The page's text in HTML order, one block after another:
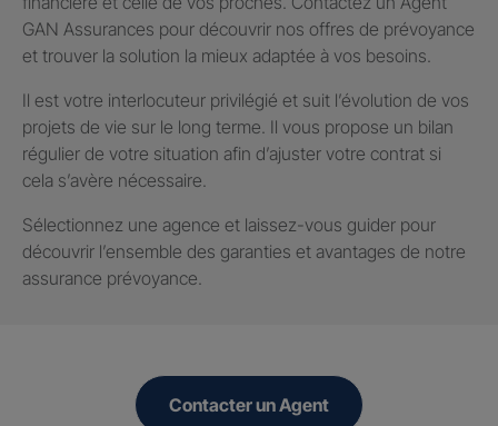
GAN Assurances pour découvrir nos offres de prévoyance
et trouver la solution la mieux adaptée à vos besoins.
Il est votre interlocuteur privilégié et suit l’évolution de vos
projets de vie sur le long terme. Il vous propose un bilan
régulier de votre situation afin d’ajuster votre contrat si
cela s’avère nécessaire.
Sélectionnez une agence et laissez-vous guider pour
découvrir l’ensemble des garanties et avantages de notre
assurance prévoyance.
Contacter un Agent